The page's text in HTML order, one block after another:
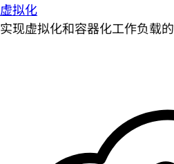
虚拟化
实现虚拟化和容器化工作负载的